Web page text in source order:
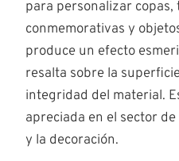
para personalizar copas,
conmemorativas y
produce un efecto
resalta sobre la
integridad del material.
apreciada en el sector
y la decoración.